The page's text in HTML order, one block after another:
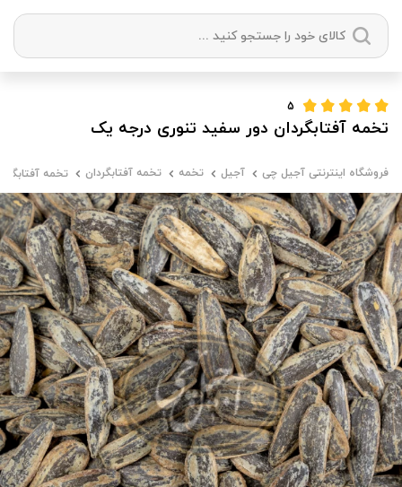
دسته بندی ها
میوه خشک زعفران خشکبار
فروشگاه اینترنتی آجیل چی آجیل تخمه تخمه آفتابگردان تخمه
5
تخمه آفتابگردان دور سفید تنوری درجه یک